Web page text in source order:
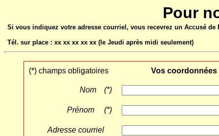
Pour
Si vous indiquez votre adresse courriel, vous recevrez un Accusé
Tél. sur place : xx xx xx xx xx (le Jeudi après midi seulement)
(*) champs obligatoires Vos coordonnées
Nom (*)
Prénom (*)
Adresse courriel